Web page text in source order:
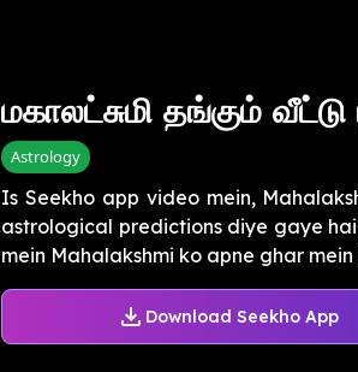
மகாலட்சுமி தங்கும் வீட்டு
Astrology
Is Seekho app video mein,
astrological predictions diye gaye
mein Mahalakshmi ko apne ghar
Download Seekho App